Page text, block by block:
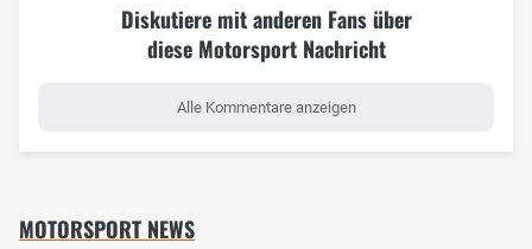
Diskutiere mit anderen Fans über
diese Motorsport Nachricht
Alle Kommentare anzeigen
MOTORSPORT NEWS